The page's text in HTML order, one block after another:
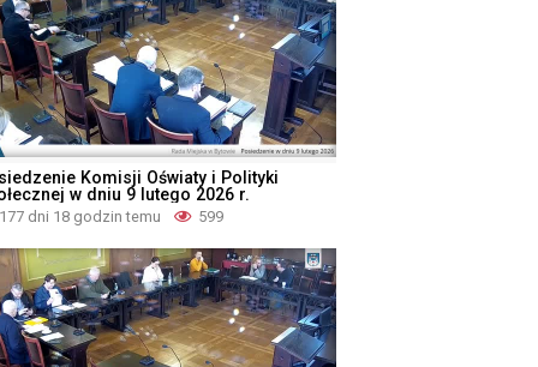
Komisji Oświaty i Polityki
w dniu 9 lutego 2026 r.
177 dni 18 godzin temu 599